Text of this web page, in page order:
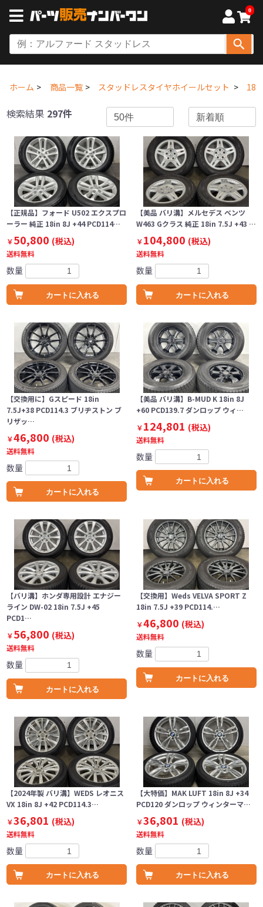
0
ホーム 商品一覧 スタッドレスタイヤホイールセット 18
検索結果 297件
【正規品】フォード U502 エクスプロ
ーラー 純正 18in 8J +44 PCD114…
￥50,800 (税込)
送料無料
数量
カートに入れる
【美品 バリ溝】メルセデス ベンツ
W463 Gクラス 純正 18in 7.5J +43 …
￥104,800 (税込)
送料無料
数量
カートに入れる
【交換用に】Gスピード 18in
7.5J+38 PCD114.3 ブリヂストン ブ
リザッ…
￥46,800 (税込)
送料無料
数量
カートに入れる
【美品 バリ溝】B-MUD K 18in 8J
+60 PCD139.7 ダンロップ ウィ…
￥124,801 (税込)
送料無料
数量
カートに入れる
【バリ溝】ホンダ専用設計 エナジー
ライン DW-02 18in 7.5J +45
PCD1…
￥56,800 (税込)
送料無料
数量
カートに入れる
【交換用】Weds VELVA SPORT Z
18in 7.5J +39 PCD114.…
￥46,800 (税込)
送料無料
数量
カートに入れる
【2024年製 バリ溝】WEDS レオニス
VX 18in 8J +42 PCD114.3…
￥36,801 (税込)
送料無料
数量
カートに入れる
【大特価】MAK LUFT 18in 8J +34
PCD120 ダンロップ ウィンターマ…
￥36,801 (税込)
送料無料
数量
カートに入れる